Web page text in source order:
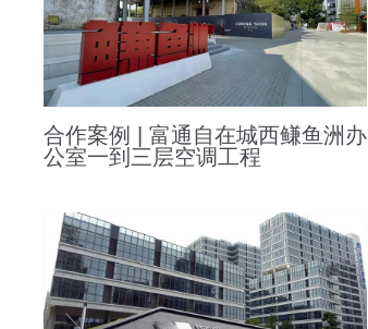
合作案例 | 富通自在城西鳒鱼洲办
公室一到三层空调工程